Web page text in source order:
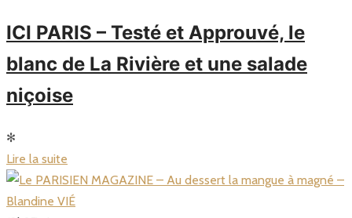
ICI PARIS – Testé et Approuvé, le
blanc de La Rivière et une salade
niçoise
✻
Lire la suite